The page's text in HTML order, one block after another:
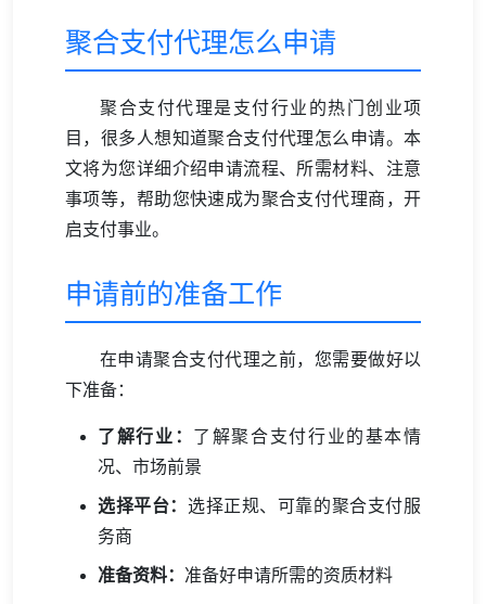
聚合支付代理怎么申请
聚合支付代理是支付行业的热门创业项
目，很多人想知道聚合支付代理怎么申请。本
文将为您详细介绍申请流程、所需材料、注意
事项等，帮助您快速成为聚合支付代理商，开
启支付事业。
申请前的准备工作
在申请聚合支付代理之前，您需要做好以
下准备：
了解行业： 了解聚合支付行业的基本情
况、市场前景
选择平台： 选择正规、可靠的聚合支付服
务商
准备资料： 准备好申请所需的资质材料